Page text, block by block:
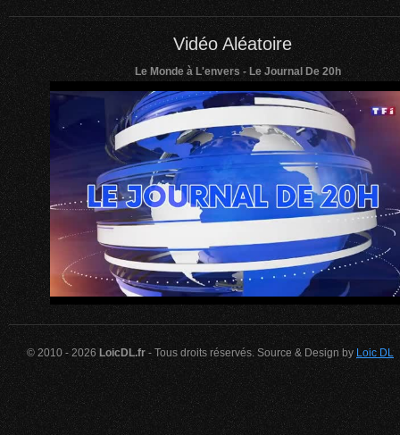
Vidéo Aléatoire
Le Monde à L'envers - Le Journal De 20h
© 2010 - 2026 LoicDL.fr- Tous droits réservés. Source & Design by Loic DL